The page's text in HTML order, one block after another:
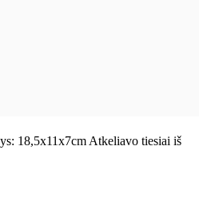
18,5x11x7cm Atkeliavo tiesiai iš